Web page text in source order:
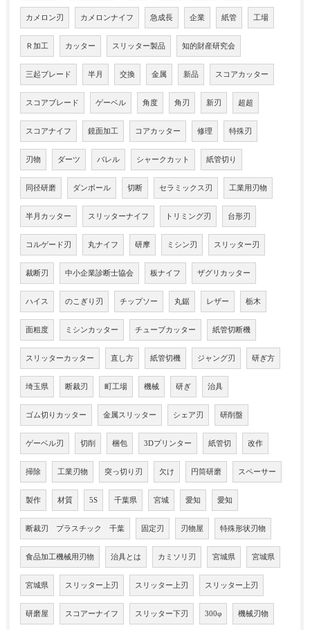
カメロン刃 カメロンナイフ 急成長 企業 紙管 工場
Ｒ加工 カッター スリッター製品 知的財産研究会
三起ブレード 半月 交換 金属 新品 スコアカッター
スコアブレード ゲーベル 角度 角刃 新刃 超超
スコアナイフ 鏡面加工 コアカッター 修理 特殊刃
刃物 ダーツ バレル シャークカット 紙管切り
同径研磨 ダンボール 切断 セラミックス刃 工業用刃物
半月カッター スリッターナイフ トリミング刃 台形刃
コルゲード刃 丸ナイフ 研摩 ミシン刃 スリッター刃
裁断刃 中小企業診断士協会 板ナイフ ザグリカッター
ハイス のこぎり刃 チップソー 丸鋸 レザー 栃木
面粗度 ミシンカッター チューブカッター 紙管切断機
スリッターカッター 直し方 紙管切機 ジャング刃 研ぎ方
埼玉県 断裁刃 町工場 機械 研ぎ 治具
ゴム切りカッター 金属スリッター シェア刃 研削盤
ゲーベル刃 切削 梱包 3Dプリンター 紙管切 改作
掃除 工業刃物 突っ切り刃 欠け 円筒研磨 スペーサー
製作 材質 5S 千葉県 宮城 愛知 愛知
断裁刃 プラスチック 千葉 固定刃 刃物屋 特殊形状刃物
食品加工機械用刃物 治具とは カミソリ刃 宮城県 宮城県
宮城県 スリッター上刃 スリッター上刃 スリッター上刃
研磨屋 スコアーナイフ スリッター下刃 300φ 機械刃物